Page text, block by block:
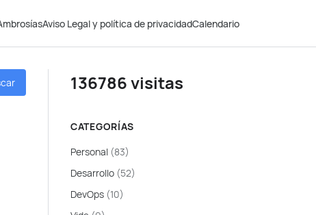
Aviso Legal y política de privacidadCalendario
136786 visitas
CATEGORÍAS
Personal (83)
Desarrollo (52)
DevOps (10)